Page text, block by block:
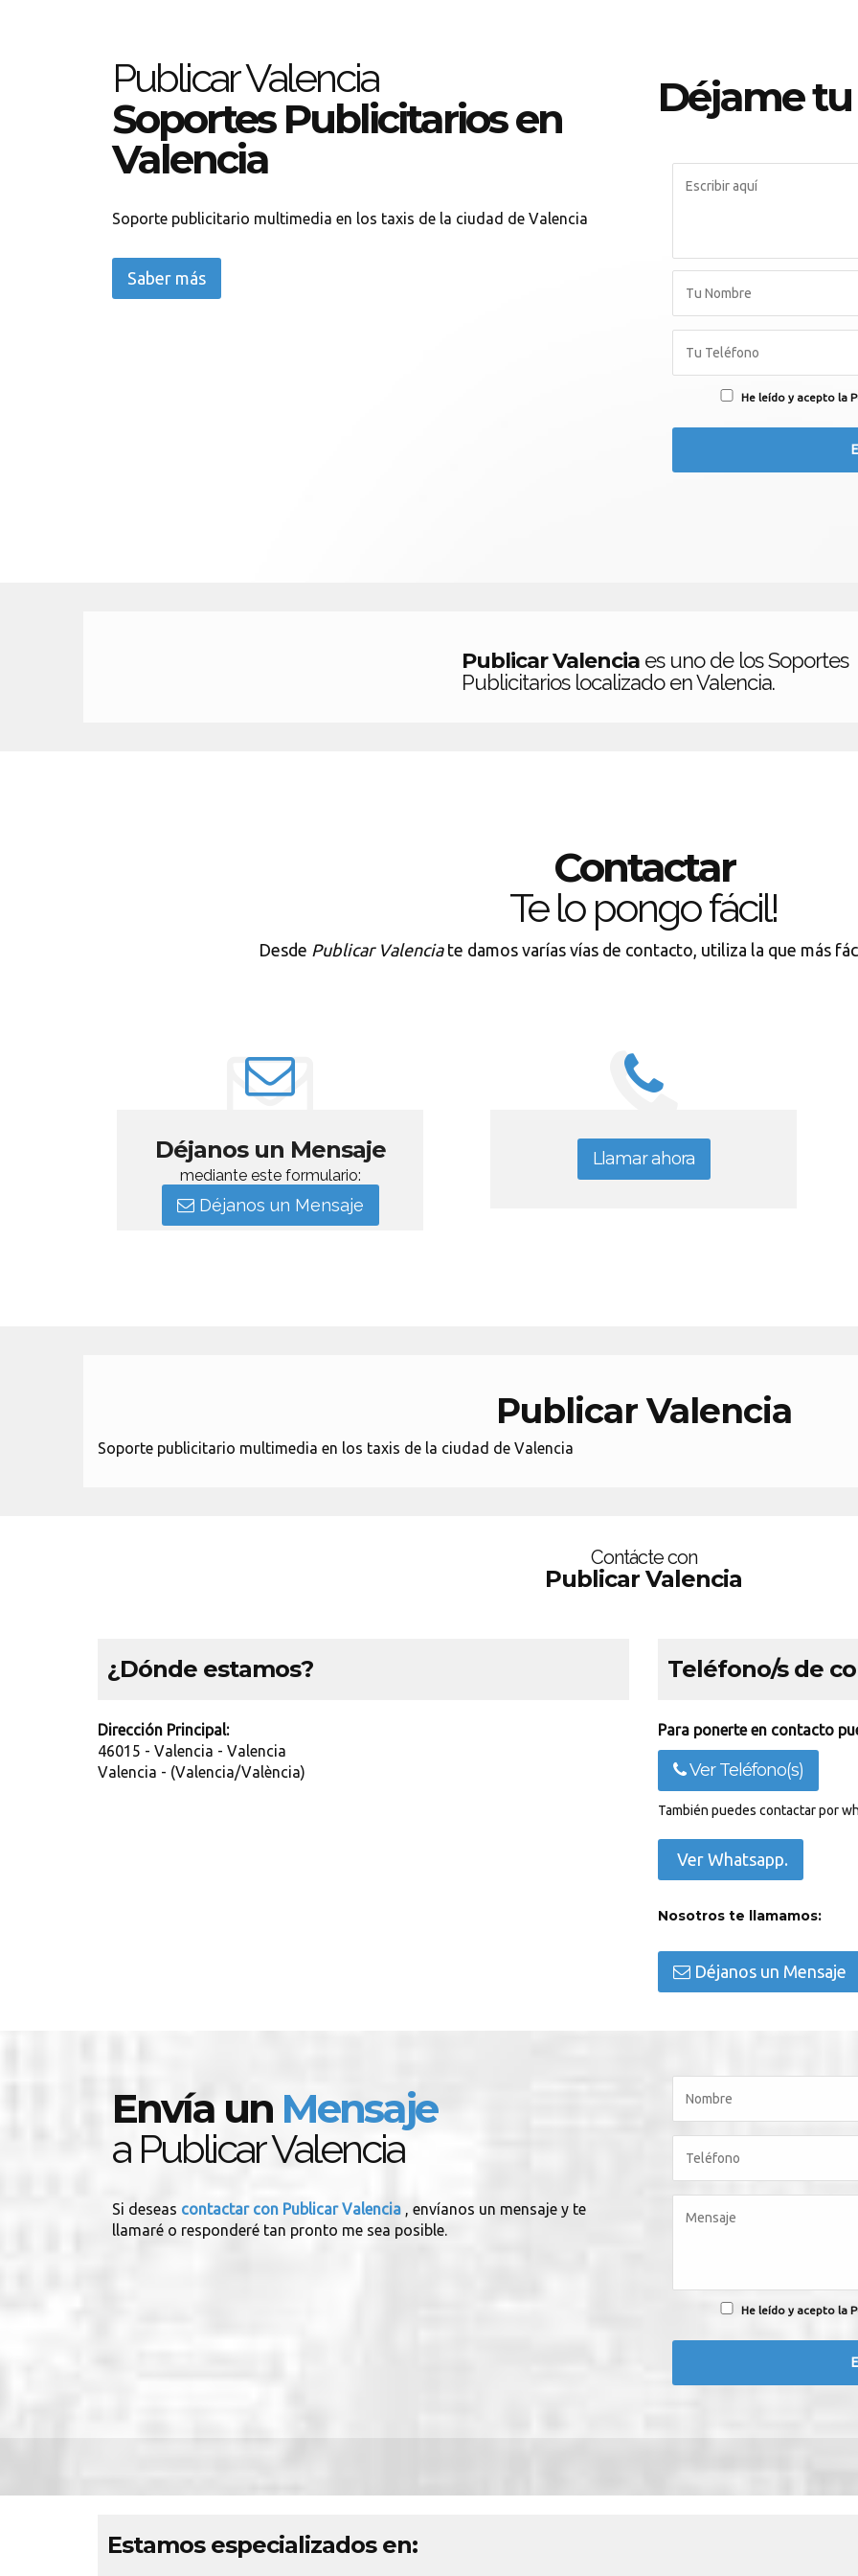
Publicar Valencia
Soportes Publicitarios en
Valencia
Soporte publicitario multimedia en los taxis de la ciudad de Valencia
Saber más
Déjame tu
He leído y acepto la
Publicar Valencia es uno de los Soportes
Publicitarios localizado en Valencia.
Contactar
Te lo pongo fácil!
Desde Publicar Valenciate damos varías vías de contacto, utiliza la que más
Déjanos un Mensaje
mediante este formulario:
Déjanos un Mensaje
Llamar ahora
Publicar Valencia
Soporte publicitario multimedia en los taxis de la ciudad de Valencia
Contácte con
Publicar Valencia
¿Dónde estamos?
Dirección Principal:
46015 - Valencia - Valencia
Valencia - (Valencia/València)
Teléfono/s de
Para ponerte en contacto
Ver Teléfono(s)
También puedes contactar por
Ver Whatsapp.
Nosotros te llamamos:
Déjanos un Mensaje
Envía un Mensaje
a Publicar Valencia
Si deseas contactar con Publicar Valencia , envíanos un mensaje y te
llamaré o responderé tan pronto me sea posible.
He leído y acepto la
Estamos especializados en: